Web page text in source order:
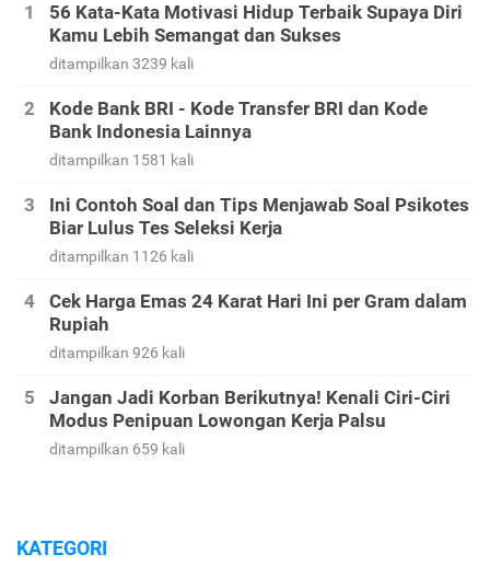
56 Kata-Kata Motivasi Hidup Terbaik Supaya Diri
Kamu Lebih Semangat dan Sukses
ditampilkan 3239 kali
Kode Bank BRI - Kode Transfer BRI dan Kode
Bank Indonesia Lainnya
ditampilkan 1581 kali
Ini Contoh Soal dan Tips Menjawab Soal Psikotes
Biar Lulus Tes Seleksi Kerja
ditampilkan 1126 kali
Cek Harga Emas 24 Karat Hari Ini per Gram dalam
Rupiah
ditampilkan 926 kali
Jangan Jadi Korban Berikutnya! Kenali Ciri-Ciri
Modus Penipuan Lowongan Kerja Palsu
ditampilkan 659 kali
KATEGORI